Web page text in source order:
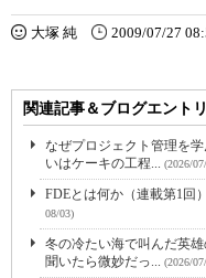
大塚 純 2009/07/27
関連記事＆ブログエント
なぜプロジェクト管理を
いはケーキの工程... (2026/
FDEとは何か（連載第1回
08/03)
冬の冷たい海で叫んだ英
聞いたら微妙だっ... (2026/